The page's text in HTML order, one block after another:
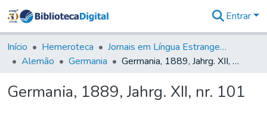
&
Coleções
Tudo na
Digital
Entrar
Início Hemeroteca
Jornais em Língua Estrangeira
Alemão
Germania Germania, 1889, Jahrg. XII, nr. 101
Germania, 1889, Jahrg. XII, nr. 101